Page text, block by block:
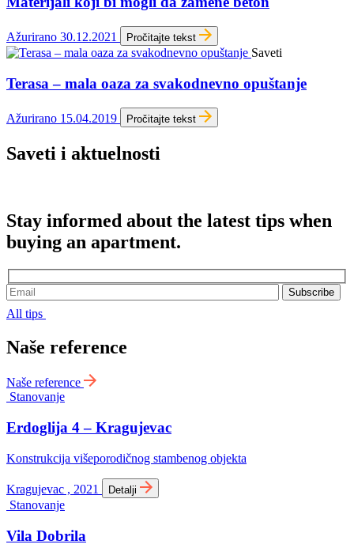
Ažurirano 30.12.2021 Pročitajte tekst
Saveti
Terasa – mala oaza za svakodnevno opuštanje
Ažurirano 15.04.2019 Pročitajte tekst
Saveti i aktuelnosti
Stay informed about the latest tips when
buying an apartment.
All tips
Naše reference
Naše reference
Stanovanje
Erdoglija 4 – Kragujevac
Konstrukcija višeporodičnog stambenog objekta
Kragujevac , 2021 Detalji
Stanovanje
Vila Dobrila